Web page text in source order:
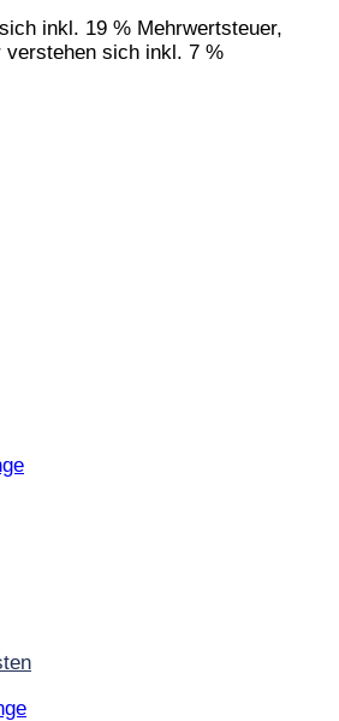
inkl. 19 % Mehrwertsteuer,
verstehen sich inkl. 7 %